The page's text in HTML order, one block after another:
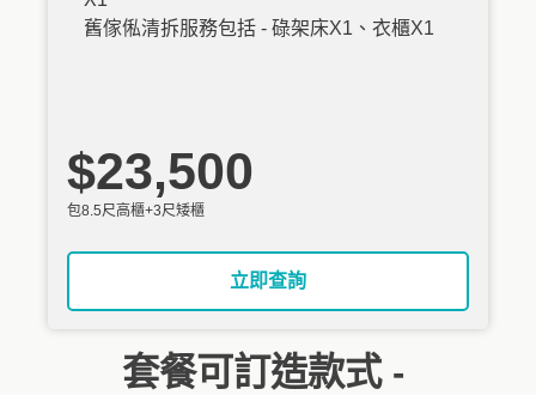
舊傢俬清拆服務包括 - 碌架床X1、衣櫃X1
$23,500
包8.5尺高櫃+3尺矮櫃
立即查詢
套餐可訂造款式 -